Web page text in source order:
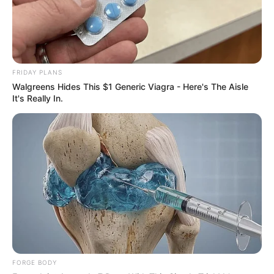
Pronostics PMU de la presse du Quinté le
Turf complet du PRIX DU CENTRE
D’ENTRAINEMENT
Aisne Nouvelle : 3 – 1 – 7 – 15 – 9 – 14 – 12 – 10
Bilto : 1 – 9 – 7 – 3 – 15 – 14 – 12 – 8
Centre Presse Poitiers : 3 – 9 – 1 – 12 – 7 – 15 – 6 – 14
FRIDAY PLANS
Walgreens Hides This $1 Generic Viagra - Here's The Aisle
It's Really In.
FORGE BODY